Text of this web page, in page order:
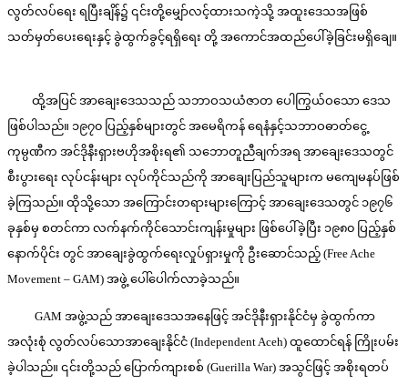
လွတ်လပ်ရေး ရပြီးချိန်၌ ၎င်းတို့မျှော်လင့်ထားသကဲ့သို့ အထူးဒေသအဖြစ်
သတ်မှတ်ပေးရေးနှင့် ခွဲထွက်ခွင့်ရရှိရေး တို့ အကောင်အထည်ပေါ်ခဲ့ခြင်းမရှိချေ။
ထို့အပြင် အာချေးဒေသသည် သဘာဝသယံဇာတ ပေါကြွယ်ဝသော ဒေသ
ဖြစ်ပါသည်။ ၁၉၇၀ ပြည့်နှစ်များတွင် အမေရိကန် ရေနံနှင့်သဘာဝဓာတ်ငွေ့
ကုမ္ပဏီက အင်ဒိုနီးရှားဗဟိုအစိုးရ၏ သဘောတူညီချက်အရ အာချေးဒေသတွင်
စီးပွားရေး လုပ်ငန်းများ လုပ်ကိုင်သည်ကို အာချေးပြည်သူများက မကျေမနပ်ဖြစ်
ခဲ့ကြသည်။ ထိုသို့သော အကြောင်းတရားများကြောင့် အာချေးဒေသတွင် ၁၉၇၆
ခုနှစ်မှ စတင်ကာ လက်နက်ကိုင်သောင်းကျန်းမှုများ ဖြစ်ပေါ်ခဲ့ပြီး ၁၉၈၀ ပြည့်နှစ်
နောက်ပိုင်း တွင် အာချေးခွဲထွက်ရေးလှုပ်ရှားမှုကို ဦးဆောင်သည့် (Free Ache
Movement – GAM) အဖွဲ့ ပေါ်ပေါက်လာခဲ့သည်။
GAM အဖွဲ့သည် အာချေးဒေသအနေဖြင့် အင်ဒိုနီးရှားနိုင်ငံမှ ခွဲထွက်ကာ
အလုံးစုံ လွတ်လပ်သောအာချေးနိုင်ငံ (Independent Aceh) ထူထောင်ရန် ကြိုးပမ်း
ခဲ့ပါသည်။ ၎င်းတို့သည် ပြောက်ကျားစစ် (Guerilla War) အသွင်ဖြင့် အစိုးရတပ်